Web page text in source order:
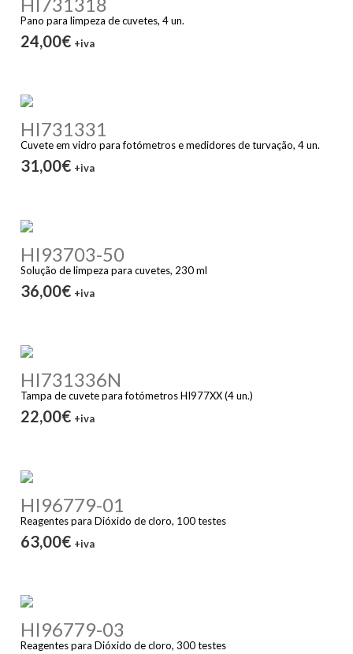
Pano para limpeza de cuvetes, 4 un.
24,00€ +iva
HI731331
Cuvete em vidro para fotómetros e medidores de turvação, 4 un.
31,00€ +iva
HI93703-50
Solução de limpeza para cuvetes, 230 ml
36,00€ +iva
HI731336N
Tampa de cuvete para fotómetros HI977XX (4 un.)
22,00€ +iva
HI96779-01
Reagentes para Dióxido de cloro, 100 testes
63,00€ +iva
HI96779-03
Reagentes para Dióxido de cloro, 300 testes